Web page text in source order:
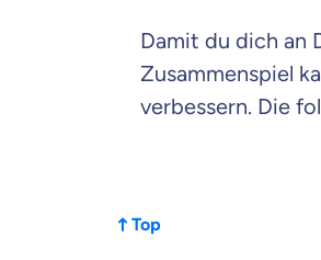
Damit du dich an
Zusammenspiel
verbessern. Die
Top
Weil es
dich gut
Objektive und